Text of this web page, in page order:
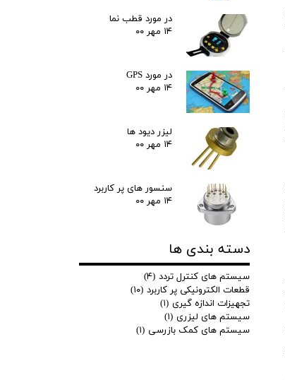
در مورد قطب نما
۱۴ مهر ۰۰
در مورد GPS
۱۴ مهر ۰۰
لیزر دیود ها
۱۴ مهر ۰۰
سنسور های پر کاربرد
۱۴ مهر ۰۰
دسته بندی ها
سیستم های کنترل تردد (۴)
قطعات الکترونیکی پر کاربرد (۱۰)
تجهیزات اندازه گیری (۱)
سیستم های لیزری (۱)
سیستم های کمک بازرسی (۱)